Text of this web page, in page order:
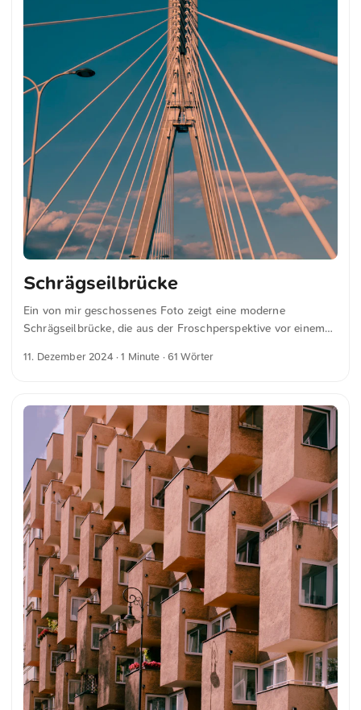
Schrägseilbrücke
Ein von mir geschossenes Foto zeigt eine moderne
Schrägseilbrücke, die aus der Froschperspektive vor einem
symmetrisch vom zentralen Turm aus, wodurch die
Effekt entsteht. Dies und weitere Fotos kannst du kostenfrei
und in voller Auflösung auf unsplash.com runterladen. Hier
geht es zum Foto
11. Dezember 2024 · 1 Minute · 61 Wörter